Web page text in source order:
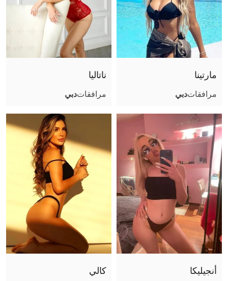
مارتينا
مرافقاتدبي
ناتاليا
مرافقاتدبي
أنجيليكا كالي
ثنائي مع فتاة
مساج مثير
صور مثيرة (أثناء اللقاء)
ملاعبة
فتشية القدم
تبول (أعطي)
تبول (أتلقى)
جنس جماعي
استمناء باليد
كاماسوترا
استمناء
سيدة
جنس فموي بدون واقي
مساج البروستاتا